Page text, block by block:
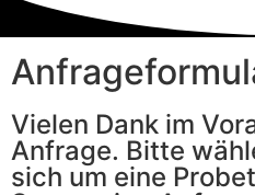
Vielen Dank im
Anfrage. Bitte
sich um eine